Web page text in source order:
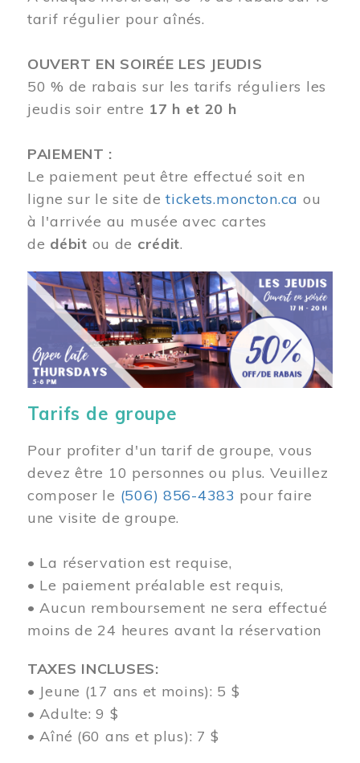
tarif régulier pour aînés.
OUVERT EN SOIRÉE LES JEUDIS
50 % de rabais sur les tarifs réguliers les
jeudis soir entre 17 h et 20 h
PAIEMENT :
Le paiement peut être effectué soit en
ligne sur le site detickets.moncton.ca ou
à l'arrivée au musée avec cartes
de débit ou de crédit.
Image
Tarifs de groupe
Pour profiter d'un tarif de groupe, vous
devez être 10 personnes ou plus. Veuillez
composer le (506) 856-4383 pour faire
une visite de groupe.
• La réservation est requise,
• Le paiement préalable est requis,
• Aucun remboursement ne sera effectué
moins de 24 heures avant la réservation
TAXES INCLUSES:
• Jeune (17 ans et moins): 5 $
• Adulte: 9 $
• Aîné (60 ans et plus): 7 $